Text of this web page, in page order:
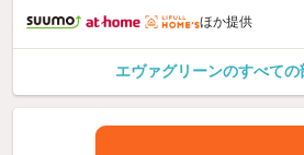
ほか提供
エヴァグリーンのすべての